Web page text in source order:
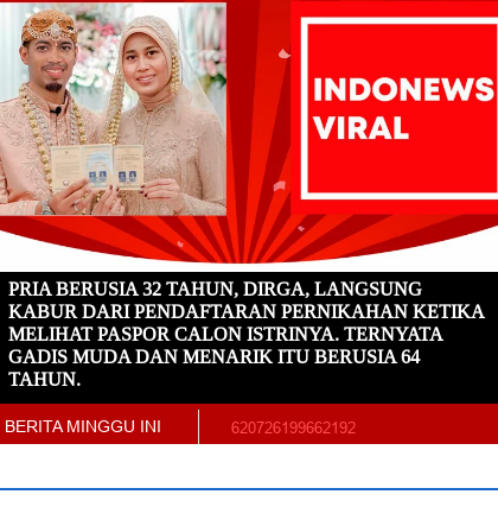
BERITA MINGGU INI 620726199662192
PRIA BERUSIA 32 TAHUN, DIRGA, LANGSUNG
KABUR DARI PENDAFTARAN PERNIKAHAN KETIKA
MELIHAT PASPOR CALON ISTRINYA. TERNYATA
GADIS MUDA DAN MENARIK ITU BERUSIA 64
TAHUN.